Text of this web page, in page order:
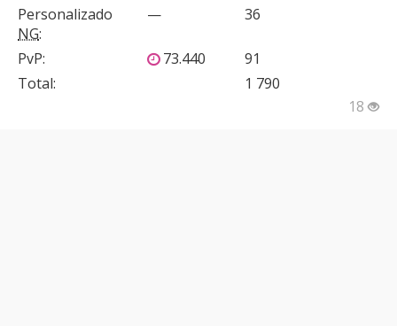
Personalizado
NG:
— 36
PvP: 73.440
91
Total:
1 790
18